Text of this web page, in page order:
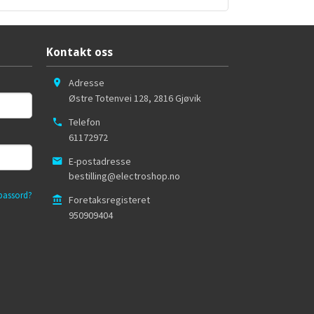
Kontakt oss
Adresse
Østre Totenvei 128, 2816Gjøvik
Telefon
61172972
E-postadresse
bestilling@electroshop.no
Foretaksregisteret
950909404